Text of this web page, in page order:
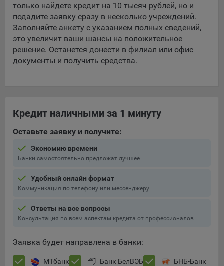
только найдете кредит на 10 тысяч рублей, но и
подадите заявку сразу в несколько учреждений.
Заполняйте анкету с указанием полных сведений,
это увеличит ваши шансы на положительное
решение. Останется донести в филиал или офис
документы и получить средства.
Кредит наличными за 1 минуту
Оставьте заявку и получите:
Экономию времени
Банки самостоятельно предложат лучшее
Удобный онлайн формат
Коммуникация по телефону или мессенджеру
Ответы на все вопросы
Консультация по всем аспектам кредита от профессионалов
Заявка будет направлена в банки:
МТбанк Банк БелВЭБ БНБ-Банк